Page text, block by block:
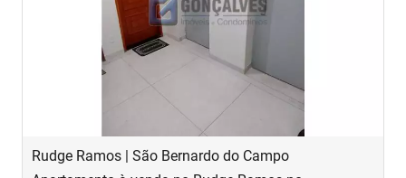
Rudge Ramos | São Bernardo do Campo